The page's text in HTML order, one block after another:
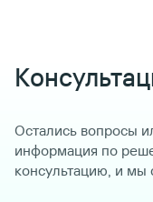
Остались вопросы
информация по
консультацию, и мы